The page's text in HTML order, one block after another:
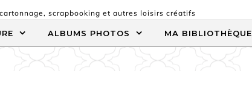
scrapbooking et autres loisirs créatifs
ALBUMS PHOTOS MA BIBLIOTHÈQUE